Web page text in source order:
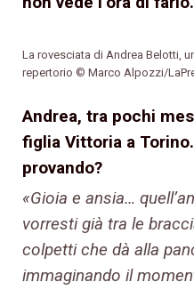
La rovesciata di Andrea Belotti,
repertorio © Marco Alpozzi/
Andrea, tra pochi
figlia Vittoria a
provando?
«Gioia e ansia…
vorresti già tra le
colpetti che dà alla
immaginando il